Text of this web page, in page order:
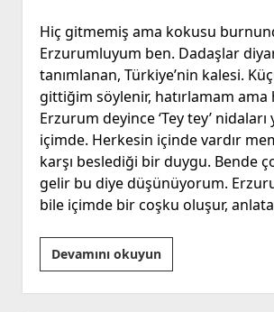
Hiç gitmemiş ama kokusu
Erzurumluyum ben. Dadaşlar
tanımlanan, Türkiye’nin kalesi.
gittiğim söylenir, hatırlamam ama
Erzurum deyince ‘Tey tey’
içimde. Herkesin içinde vardır
karşı beslediği bir duygu. Bende
gelir bu diye düşünüyorum.
bile içimde bir coşku oluşur,
Devamını okuyunDadaşlar
Diyarı